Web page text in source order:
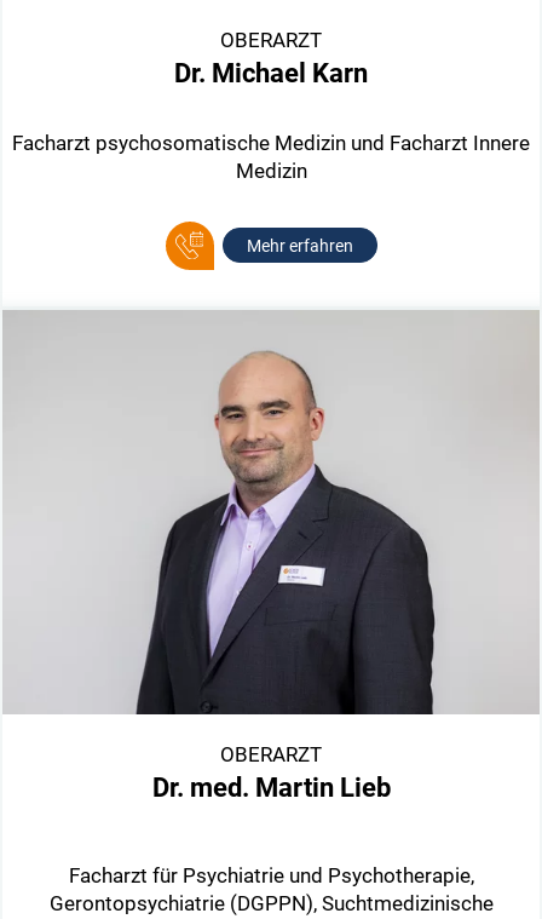
OBERARZT
Dr. Michael Karn
Facharzt psychosomatische Medizin und Facharzt Innere
Medizin
Mehr erfahren
OBERARZT
Dr. med. Martin Lieb
Facharzt für Psychiatrie und Psychotherapie,
Gerontopsychiatrie (DGPPN), Suchtmedizinische